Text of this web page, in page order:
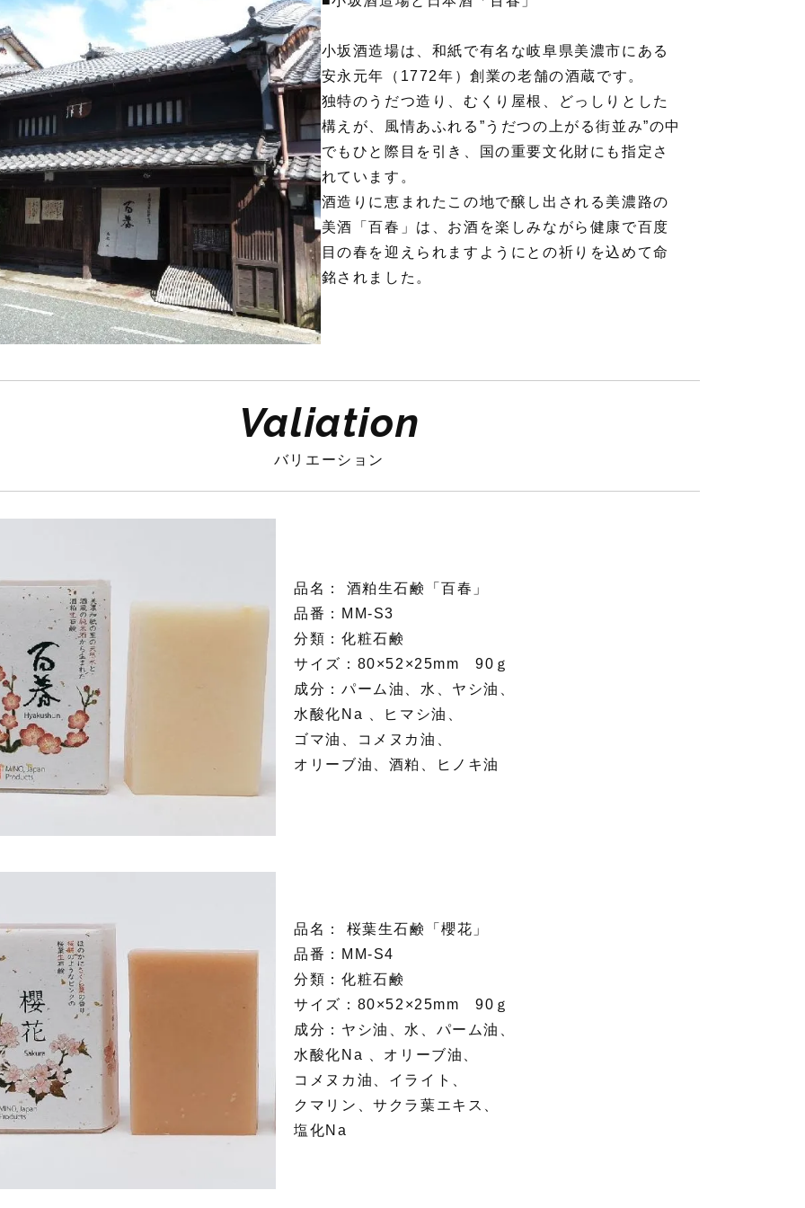
小坂酒造場は、和紙で有名な岐阜県美濃市にある
安永元年（1772年）創業の老舗の酒蔵です。
独特のうだつ造り、むくり屋根、どっしりとした
構えが、風情あふれる”うだつの上がる街並み”の中
でもひと際目を引き、国の重要文化財にも指定さ
れています。
酒造りに恵まれたこの地で醸し出される美濃路の
美酒「百春」は、お酒を楽しみながら健康で百度
目の春を迎えられますようにとの祈りを込めて命
銘されました。
Valiation
バリエーション
品名： 酒粕生石鹸「百春」
品番：MM-S3
分類：化粧石鹸
サイズ：80×52×25mm 90ｇ
成分：パーム油、水、ヤシ油、
水酸化Na 、ヒマシ油、
ゴマ油、コメヌカ油、
オリーブ油、酒粕、ヒノキ油
品名： 桜葉生石鹸「櫻花」
品番：MM-S4
分類：化粧石鹸
サイズ：80×52×25mm 90ｇ
成分：ヤシ油、水、パーム油、
水酸化Na 、オリーブ油、
コメヌカ油、イライト、
クマリン、サクラ葉エキス、
塩化Na